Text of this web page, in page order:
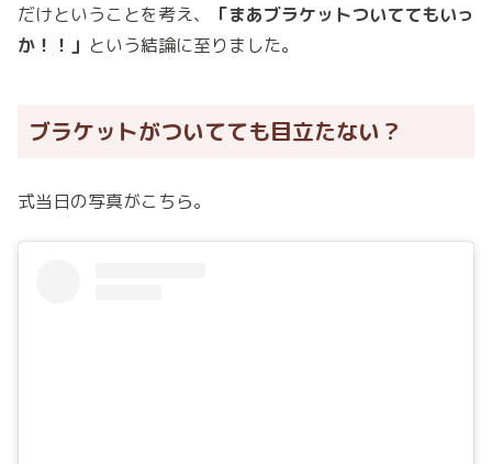
だけということを考え、
「まあブラケットついててもいっ
か！！」 という結論に至りました。
ブラケットがついてても目立たない？
式当日の写真がこちら。